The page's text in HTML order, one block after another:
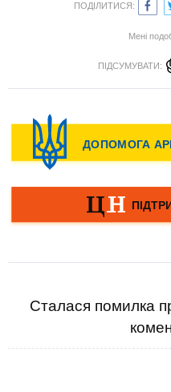
ПОДІЛИТИСЯ:
Мені
ПІДСУМУВАТИ:
Сталася помилка